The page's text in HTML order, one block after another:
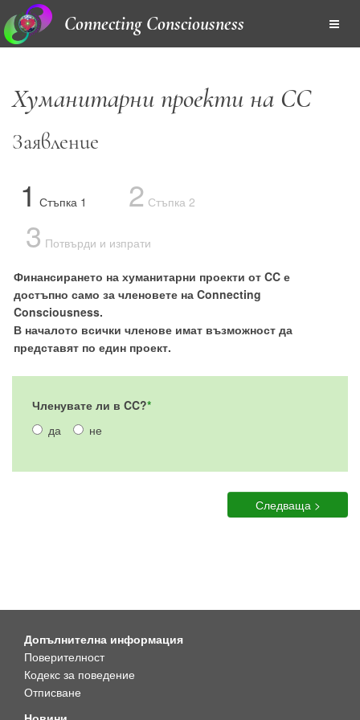
Connecting Consciousness
Хуманитарни проекти на CC
Заявление
1 Стъпка 1 2 Стъпка 2
3 Потвърди и изпрати
Финансирането на хуманитарни проекти от CC е
достъпно само за членовете на Connecting
Consciousness.
В началото всички членове имат възможност да
представят по един проект.
Членувате ли в CC?
да
не
Следваща >
Допълнителна информация
Поверителност
Кодекс за поведение
Отписване